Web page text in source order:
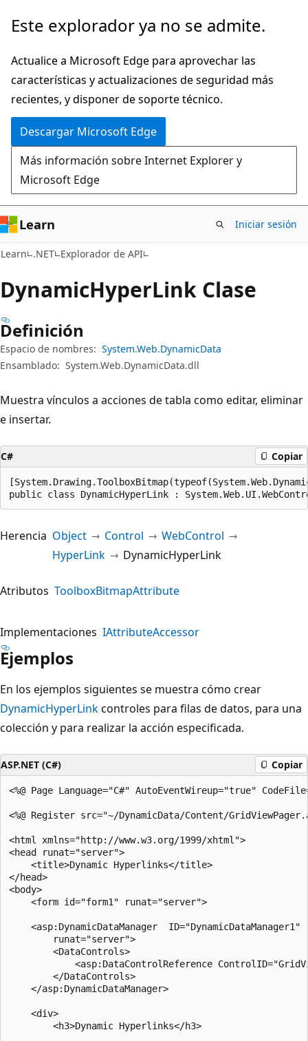
Ir
contenido
principal
Ir
la
navegación
en
la
página
Este explorador ya no se admite.
Actualice a Microsoft Edge para aprovechar las
características y actualizaciones de seguridad más
recientes, y disponer de soporte técnico.
Descargar Microsoft Edge
Más información sobre Internet Explorer y
Microsoft Edge
Learn Iniciar sesión
Learn .NET Explorador de API
DynamicHyperLink Clase
Definición
Espacio de nombres: System.Web.DynamicData
Ensamblado: System.Web.DynamicData.dll
Muestra vínculos a acciones de tabla como editar, eliminar
e insertar.
C# Copiar
public class DynamicHyperLink :
Herencia Object Control
WebControl
HyperLink
DynamicHyperLink
Atributos ToolboxBitmapAttribute
Implementaciones IAttributeAccessor
Ejemplos
En los ejemplos siguientes se muestra cómo crear
DynamicHyperLinkcontroles para filas de datos, para una
colección y para realizar la acción especificada.
ASP.NET (C#) Copiar
<%@ Page Language="C#" AutoEventWireup="true"
<%@ Register src="~/DynamicData/Content/
<html xmlns="http://www.w3.org/1999/xhtml">
<head runat="server">
    <title>Dynamic Hyperlinks</title>
</head>
<body>
    <form id="form1" runat="server">
    <asp:DynamicDataManager  ID="DynamicDataManager1"
        runat="server">
        <DataControls>
<asp:DataControlReference
        </DataControls>
    </asp:DynamicDataManager>
    <div>
        <h3>Dynamic Hyperlinks</h3>